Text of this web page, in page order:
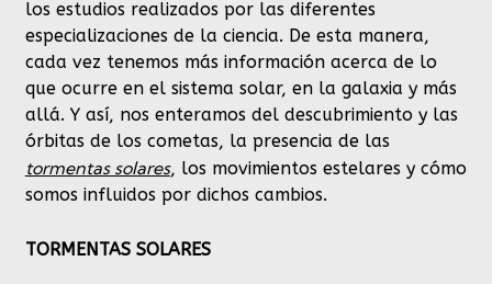
los estudios realizados por las diferentes
especializaciones de la ciencia. De esta manera,
cada vez tenemos más información acerca de lo
que ocurre en el sistema solar, en la galaxia y más
allá. Y así, nos enteramos del descubrimiento y las
órbitas de los cometas, la presencia de las
tormentas solares, los movimientos estelares y cómo
somos influidos por dichos cambios.
TORMENTAS SOLARES